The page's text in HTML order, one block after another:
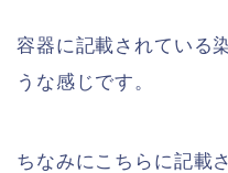
容器に記載されている
うな感じです。
ちなみにこちらに記載